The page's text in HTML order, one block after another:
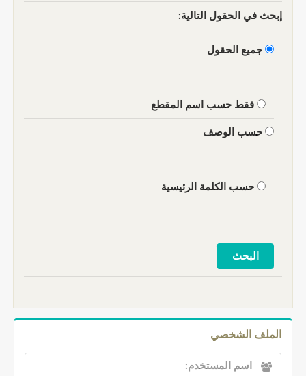
إبحث في الحقول التالية:
جميع الحقول
فقط حسب اسم المقطع
حسب الوصف
حسب الكلمة الرئيسية
الملف الشخصي